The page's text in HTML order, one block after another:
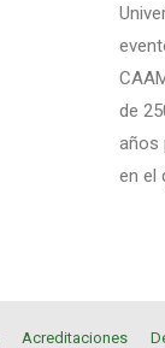
de
años
en el
Acreditaciones